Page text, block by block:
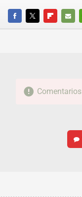
FACEBOOKTWITTERFLIPBOARD
E-